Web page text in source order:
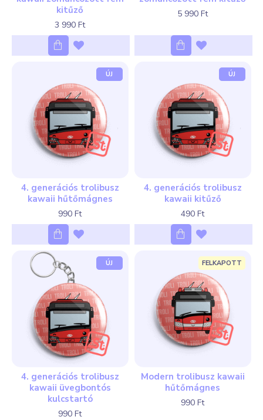
kitűző
3 990 Ft
5 990 Ft
ÚJ
4. generációs trolibusz
kawaii hűtőmágnes
990 Ft
ÚJ
4. generációs trolibusz
kawaii kitűző
490 Ft
ÚJ
4. generációs trolibusz
kawaii üvegbontós
kulcstartó
990 Ft
FELKAPOTT
Modern trolibusz kawaii
hűtőmágnes
990 Ft